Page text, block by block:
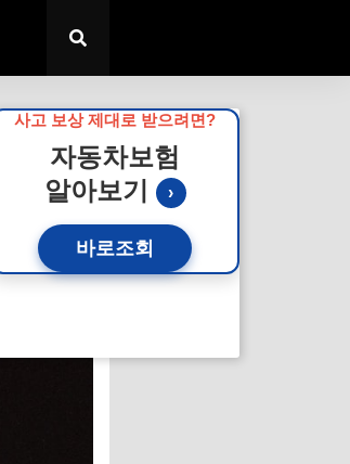
부분
사고 보상 제대로 받으려면?
자동차보험
알아보기
›
바로조회